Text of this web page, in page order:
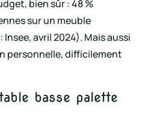
bien sûr : 48 %
sur un meuble
avril 2024). Mais aussi
personnelle, difficilement
basse palette